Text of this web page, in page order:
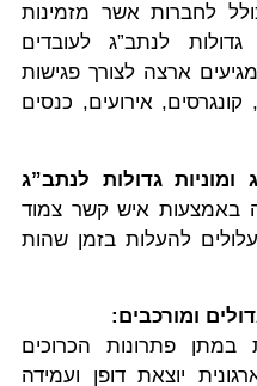
לחברות אשר מזמינות
לנתב”ג לעובדים
ארצה לצורך פגישות
אירועים, כנסים
גדולות לנתב”ג
באמצעות איש קשר צמוד
להעלות בזמן שהות
ומורכבים:
פתרונות הכרוכים
יוצאת דופן ועמידה